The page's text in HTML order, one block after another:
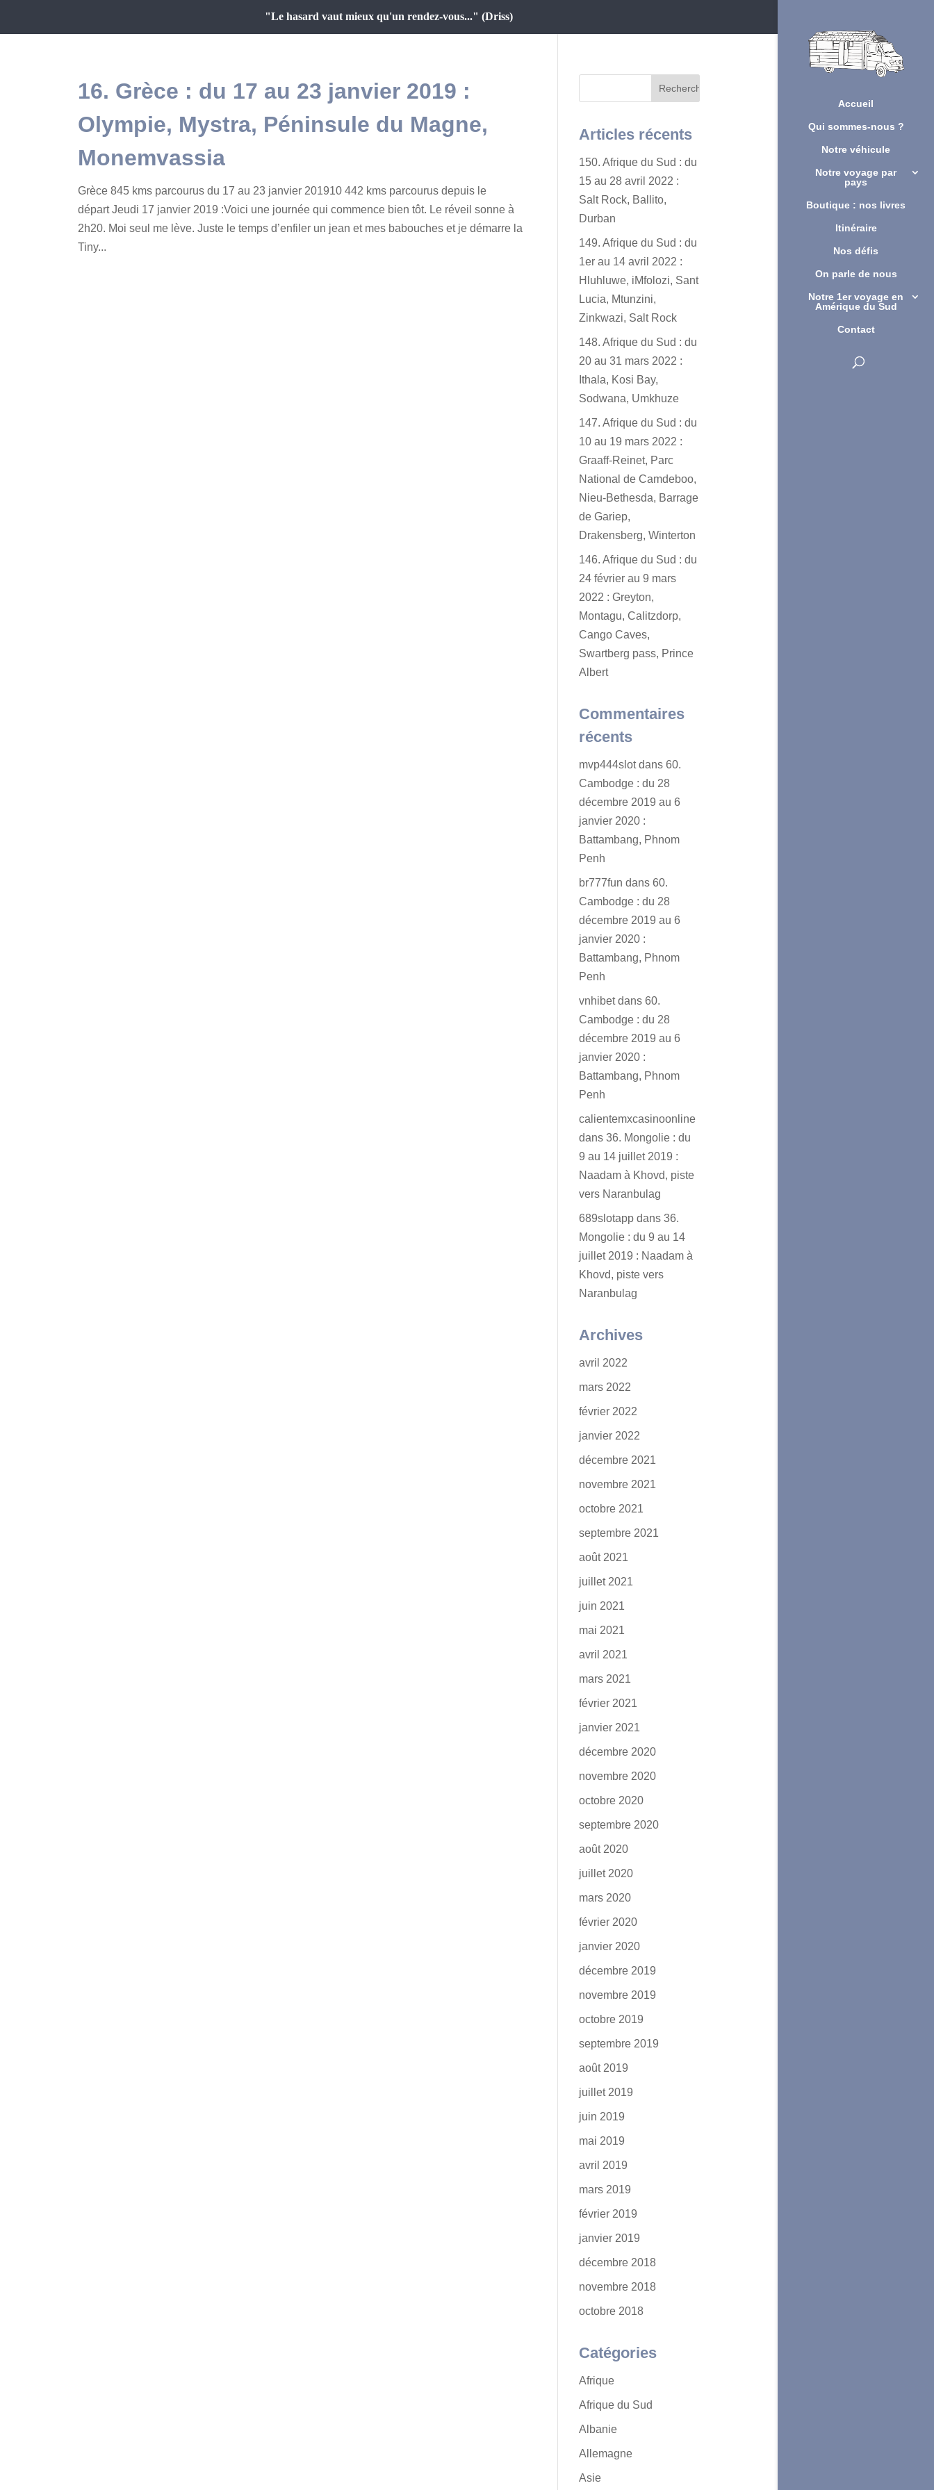
"Le hasard vaut mieux qu'un rendez-vous..." (Driss)
Accueil
Qui sommes-nous ?
Notre véhicule
Notre voyage par
pays
Boutique : nos livres
Itinéraire
Nos défis
On parle de nous
Notre 1er voyage en
Amérique du Sud
Contact
16. Grèce : du 17 au 23 janvier 2019 :
Olympie, Mystra, Péninsule du Magne,
Monemvassia
Grèce 845 kms parcourus du 17 au 23 janvier 201910 442 kms parcourus depuis le
départ Jeudi 17 janvier 2019 :Voici une journée qui commence bien tôt. Le réveil sonne à
2h20. Moi seul me lève. Juste le temps d’enfiler un jean et mes babouches et je démarre la
Tiny...
Articles récents
150. Afrique du Sud : du
15 au 28 avril 2022 :
Salt Rock, Ballito,
Durban
149. Afrique du Sud : du
1er au 14 avril 2022 :
Hluhluwe, iMfolozi, Sant
Lucia, Mtunzini,
Zinkwazi, Salt Rock
148. Afrique du Sud : du
20 au 31 mars 2022 :
Ithala, Kosi Bay,
Sodwana, Umkhuze
147. Afrique du Sud : du
10 au 19 mars 2022 :
Graaff-Reinet, Parc
National de Camdeboo,
Nieu-Bethesda, Barrage
de Gariep,
Drakensberg, Winterton
146. Afrique du Sud : du
24 février au 9 mars
2022 : Greyton,
Montagu, Calitzdorp,
Cango Caves,
Swartberg pass, Prince
Albert
Commentaires
récents
mvp444slotdans60.
Cambodge : du 28
décembre 2019 au 6
janvier 2020 :
Battambang, Phnom
Penh
br777fun dans60.
Cambodge : du 28
décembre 2019 au 6
janvier 2020 :
Battambang, Phnom
Penh
vnhibetdans60.
Cambodge : du 28
décembre 2019 au 6
janvier 2020 :
Battambang, Phnom
Penh
calientemxcasinoonline
dans36. Mongolie : du
9 au 14 juillet 2019 :
Naadam à Khovd, piste
vers Naranbulag
689slotapp dans36.
Mongolie : du 9 au 14
juillet 2019 : Naadam à
Khovd, piste vers
Naranbulag
Archives
avril 2022
mars 2022
février 2022
janvier 2022
décembre 2021
novembre 2021
octobre 2021
septembre 2021
août 2021
juillet 2021
juin 2021
mai 2021
avril 2021
mars 2021
février 2021
janvier 2021
décembre 2020
novembre 2020
octobre 2020
septembre 2020
août 2020
juillet 2020
mars 2020
février 2020
janvier 2020
décembre 2019
novembre 2019
octobre 2019
septembre 2019
août 2019
juillet 2019
juin 2019
mai 2019
avril 2019
mars 2019
février 2019
janvier 2019
décembre 2018
novembre 2018
octobre 2018
Catégories
Afrique
Afrique du Sud
Albanie
Allemagne
Asie